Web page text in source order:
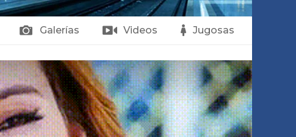
Galerías Videos Jugosas